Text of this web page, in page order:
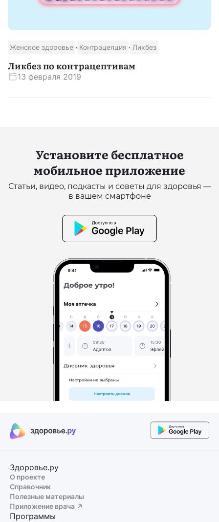
Женское здоровье · Контрацепция · Ликбез
Ликбез по контрацептивам
13 февраля 2019
Установите бесплатное
мобильное приложение
Статьи, видео, подкасты и советы для здоровья —
в вашем смартфоне
Здоровье.ру
О проекте
Справочник
Полезные материалы
Приложение врача
Программы